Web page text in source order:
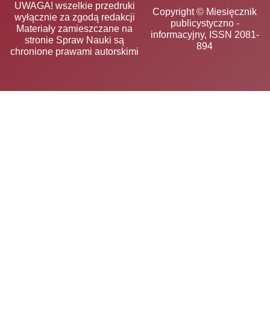
UWAGA! wszelkie przedruki
wyłącznie za zgodą redakcji
Materiały zamieszczane na
stronie Spraw Nauki są
chronione prawami autorskimi
Copyright © Miesięcznik
publicystyczno -
informacyjny, ISSN 2081-
894